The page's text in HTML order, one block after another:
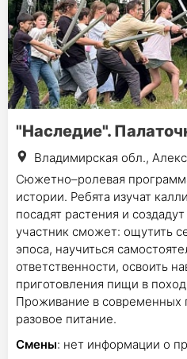
"Наследие".
Владимирская обл.,
Сюжетно–ролевая
истории. Ребята изучат
посадят растения и
участник сможет: ощутить
эпоса, научиться
ответственности, освоить
приготовления пищи в
Проживание в современных
разовое питание.
Смены: нет информации о